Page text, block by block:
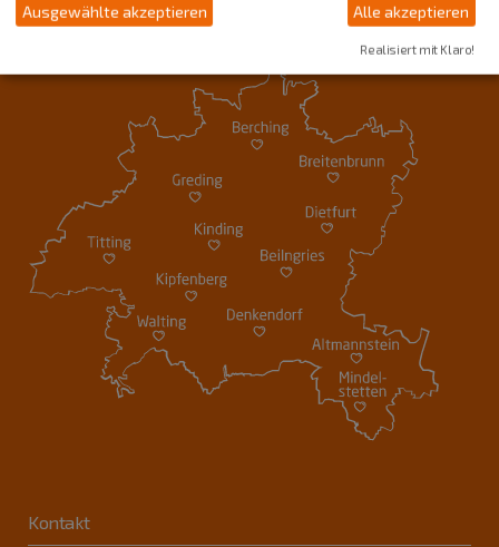
Kontakt
Ausgewählte akzeptieren Alle akzeptieren
Realisiert mit Klaro!